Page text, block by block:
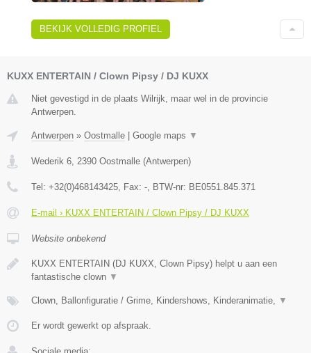
BEKIJK VOLLEDIG PROFIEL
KUXX ENTERTAIN / Clown Pipsy / DJ KUXX
Niet gevestigd in de plaats Wilrijk, maar wel in de provincie
Antwerpen.
Antwerpen » Oostmalle Google maps ▼
Wederik 6, 2390 Oostmalle (Antwerpen)
Tel: +32(0)468143425, Fax: -, BTW-nr: BE0551.845.371
E-mail › KUXX ENTERTAIN / Clown Pipsy / DJ KUXX
Website onbekend
KUXX ENTERTAIN (DJ KUXX, Clown Pipsy) helpt u aan een
fantastische clown ▼
Clown, Ballonfiguratie / Grime, Kindershows, Kinderanimatie, ▼
Er wordt gewerkt op afspraak.